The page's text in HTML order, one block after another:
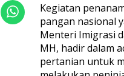
n
a
n
a
n
Kegiatan
pangan nasional
Menteri Imigrasi
MH, hadir dalam
pertanian untuk